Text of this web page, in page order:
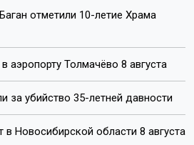
отметили 10-летие Храма
аэропорту Толмачёво 8 августа
за убийство 35-летней давности
Новосибирской области 8 августа